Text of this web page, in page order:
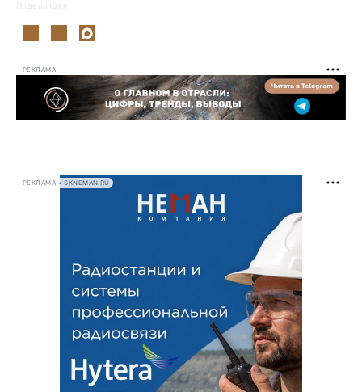
Поделиться:
РЕКЛАМА
РЕКЛАМА • SKNEMAN.RU